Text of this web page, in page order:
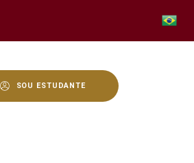
SOU ESTUDANTE
com